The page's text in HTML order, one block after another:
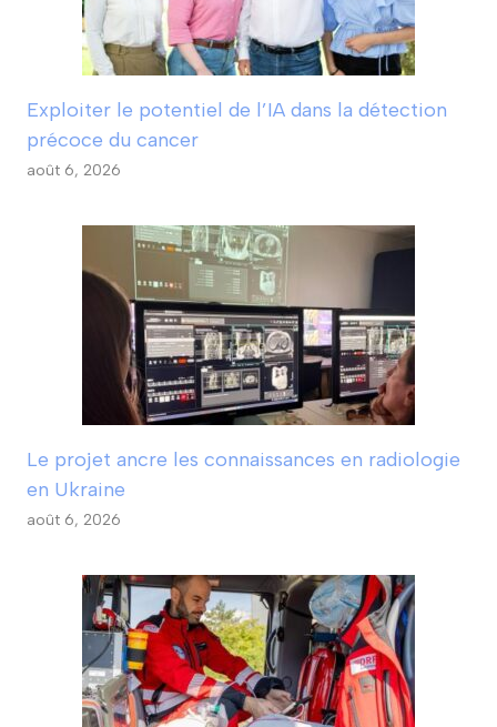
Exploiter le potentiel de l’IA dans la détection
précoce du cancer
août 6, 2026
Le projet ancre les connaissances en radiologie
en Ukraine
août 6, 2026